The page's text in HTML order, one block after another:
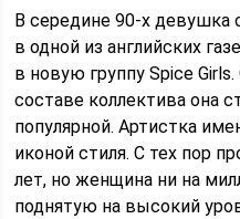
В середине 90-х девушка
в одной из английских
в новую группу Spice
составе коллектива она
популярной. Артистка
иконой стиля. С тех пор
лет, но женщина ни на
поднятую на высокий